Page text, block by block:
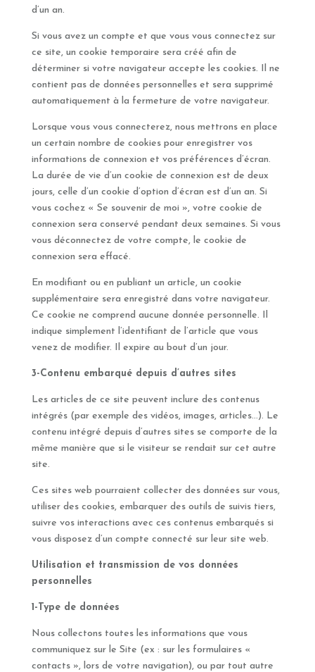
d’un an.
Si vous avez un compte et que vous vous connectez sur
ce site, un cookie temporaire sera créé afin de
déterminer si votre navigateur accepte les cookies. Il ne
contient pas de données personnelles et sera supprimé
automatiquement à la fermeture de votre navigateur.
Lorsque vous vous connecterez, nous mettrons en place
un certain nombre de cookies pour enregistrer vos
informations de connexion et vos préférences d’écran.
La durée de vie d’un cookie de connexion est de deux
jours, celle d’un cookie d’option d’écran est d’un an. Si
vous cochez « Se souvenir de moi », votre cookie de
connexion sera conservé pendant deux semaines. Si vous
vous déconnectez de votre compte, le cookie de
connexion sera effacé.
En modifiant ou en publiant un article, un cookie
supplémentaire sera enregistré dans votre navigateur.
Ce cookie ne comprend aucune donnée personnelle. Il
indique simplement l’identifiant de l’article que vous
venez de modifier. Il expire au bout d’un jour.
3-Contenu embarqué depuis d’autres sites
Les articles de ce site peuvent inclure des contenus
intégrés (par exemple des vidéos, images, articles…). Le
contenu intégré depuis d’autres sites se comporte de la
même manière que si le visiteur se rendait sur cet autre
site.
Ces sites web pourraient collecter des données sur vous,
utiliser des cookies, embarquer des outils de suivis tiers,
suivre vos interactions avec ces contenus embarqués si
vous disposez d’un compte connecté sur leur site web.
Utilisation et transmission de vos données
personnelles
1-Type de données
Nous collectons toutes les informations que vous
communiquez sur le Site (ex : sur les formulaires «
contacts », lors de votre navigation), ou par tout autre